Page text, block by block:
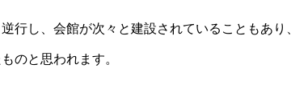
行し、会館が次々と建設されていることもあり、
のと思われます。